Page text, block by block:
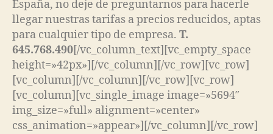
España, no deje de preguntarnos para hacerle
llegar nuestras tarifas a precios reducidos, aptas
para cualquier tipo de empresa. T.
645.768.490[/vc_column_text][vc_empty_space
height=»42px»][/vc_column][/vc_row][vc_row]
[vc_column][/vc_column][/vc_row][vc_row]
[vc_column][vc_single_image image=»5694″
img_size=»full» alignment=»center»
css_animation=»appear»][/vc_column][/vc_row]